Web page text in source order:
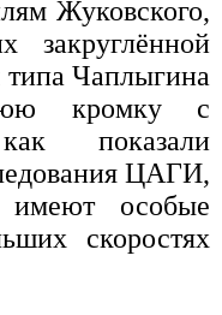
Жуковского,
закруглённой
Чаплыгина
кромку с
показали
ЦАГИ,
имеют особые
скоростях